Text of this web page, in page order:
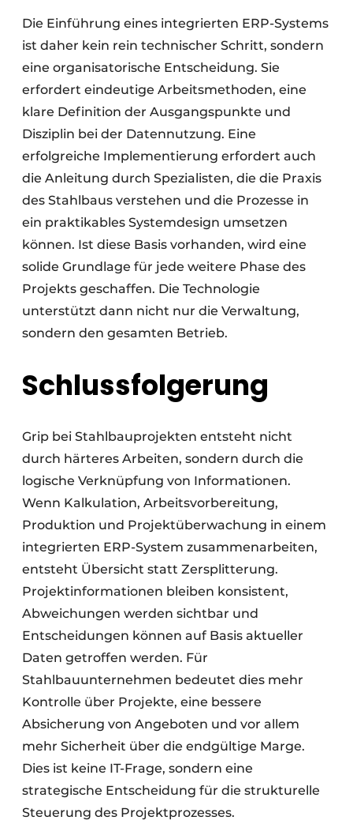
Die Einführung eines integrierten ERP-Systems
ist daher kein rein technischer Schritt, sondern
eine organisatorische Entscheidung. Sie
erfordert eindeutige Arbeitsmethoden, eine
klare Definition der Ausgangspunkte und
Disziplin bei der Datennutzung. Eine
erfolgreiche Implementierung erfordert auch
die Anleitung durch Spezialisten, die die Praxis
des Stahlbaus verstehen und die Prozesse in
ein praktikables Systemdesign umsetzen
können. Ist diese Basis vorhanden, wird eine
solide Grundlage für jede weitere Phase des
Projekts geschaffen. Die Technologie
unterstützt dann nicht nur die Verwaltung,
sondern den gesamten Betrieb.
Schlussfolgerung
Grip bei Stahlbauprojekten entsteht nicht
durch härteres Arbeiten, sondern durch die
logische Verknüpfung von Informationen.
Wenn Kalkulation, Arbeitsvorbereitung,
Produktion und Projektüberwachung in einem
integrierten ERP-System zusammenarbeiten,
entsteht Übersicht statt Zersplitterung.
Projektinformationen bleiben konsistent,
Abweichungen werden sichtbar und
Entscheidungen können auf Basis aktueller
Daten getroffen werden. Für
Stahlbauunternehmen bedeutet dies mehr
Kontrolle über Projekte, eine bessere
Absicherung von Angeboten und vor allem
mehr Sicherheit über die endgültige Marge.
Dies ist keine IT-Frage, sondern eine
strategische Entscheidung für die strukturelle
Steuerung des Projektprozesses.